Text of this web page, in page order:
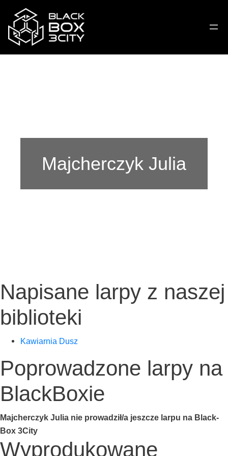
Majcherczyk Julia
Napisane larpy z naszej
biblioteki
Kawiar­nia Dusz
Poprowadzone larpy na
BlackBoxie
Maj­cher­czyk Julia nie prowadził/a jesz­cze lar­pu na Black­
Box 3City
Wyprodukowane